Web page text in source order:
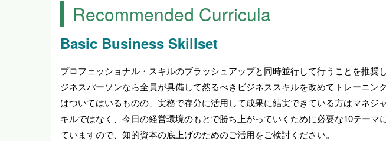
Recommended Curricula
Basic Business Skillset
プロフェッショナル・スキルのブラッシュアップと同時並行して行うことを推
ジネスパーソンなら全員が具備して然るべきビジネススキルを改めてトレーニ
はついてはいるものの、実務で存分に活用して成果に結実できている方はマネ
キルではなく、今日の経営環境のもとで勝ち上がっていくために必要な10テー
ていますので、知的資本の底上げのためのご活用をご検討ください。